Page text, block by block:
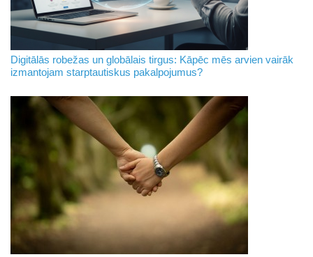
Digitālās robežas un globālais tirgus: Kāpēc mēs arvien vairāk
izmantojam starptautiskus pakalpojumus?